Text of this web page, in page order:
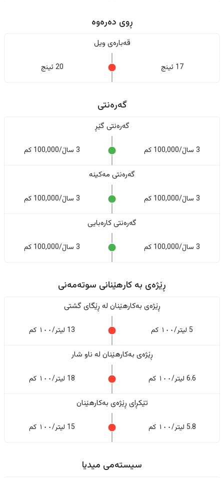
ڕوی دەرەوە
قەبارەی ویل
17 ئینج 20 ئینج
گەرەنتی
گەرەنتی گێڕ
3 ساڵ/100,000 کم 3 ساڵ/100,000 کم
گەرەنتی مەکینە
3 ساڵ/100,000 کم 3 ساڵ/100,000 کم
گەرەنتی کارەبایی
3 ساڵ/100,000 کم 3 ساڵ/100,000 کم
ڕێژەى به کارهێنانی سوتەمەنی
ڕێژەى بەکارهێنان له ڕێگای گشتی
5 لیتر/١٠٠ کم 13 لیتر/١٠٠ کم
ڕێژەى بەکارهێنان له ناو شار
6.6 لیتر/١٠٠ کم 18 لیتر/١٠٠ کم
تێکڕای ڕێژەى بەکارهێنان
5.8 لیتر/١٠٠ کم 15 لیتر/١٠٠ کم
سیستەمی میدیا